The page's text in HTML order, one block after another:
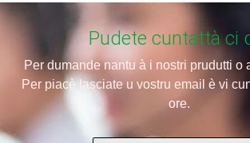
Pudete cuntattà ci
Per dumande nantu à i nostri prudutti o
Per piacè lasciate u vostru email è vi
ore.